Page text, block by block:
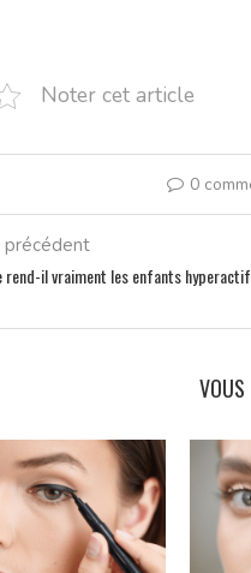
Noter cet article
0
précédent
rend-il vraiment les enfants
VOUS